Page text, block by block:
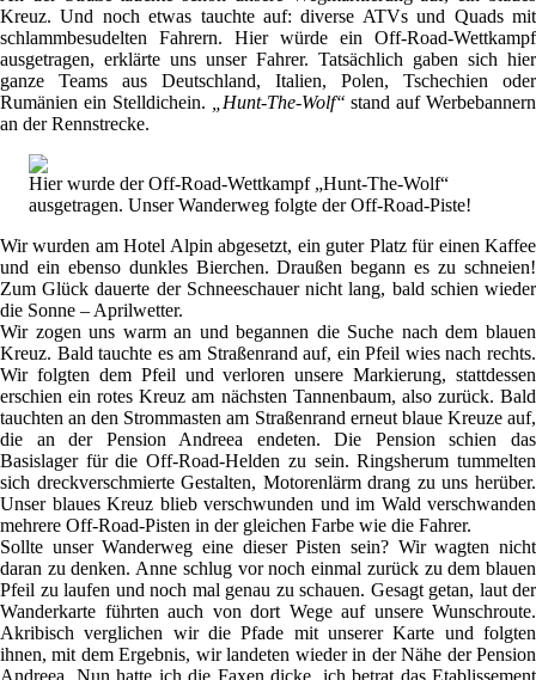
Kreuz. Und noch etwas tauchte auf: diverse ATVs und Quads mit
schlammbesudelten Fahrern. Hier würde ein Off-Road-Wettkampf
ausgetragen, erklärte uns unser Fahrer. Tatsächlich gaben sich hier
ganze Teams aus Deutschland, Italien, Polen, Tschechien oder
Rumänien ein Stelldichein.
„Hunt-The-Wolf“ stand auf Werbebannern
an der Rennstrecke.
Hier wurde der Off-Road-Wettkampf „Hunt-The-Wolf“
ausgetragen. Unser Wanderweg folgte der Off-Road-Piste!
Wir wurden am Hotel Alpin abgesetzt, ein guter Platz für einen Kaffee
und ein ebenso dunkles Bierchen. Draußen begann es zu schneien!
Zum Glück dauerte der Schneeschauer nicht lang, bald schien wieder
die Sonne – Aprilwetter.
Wir zogen uns warm an und begannen die Suche nach dem blauen
Kreuz. Bald tauchte es am Straßenrand auf, ein Pfeil wies nach rechts.
Wir folgten dem Pfeil und verloren unsere Markierung, stattdessen
erschien ein rotes Kreuz am nächsten Tannenbaum, also zurück. Bald
tauchten an den Strommasten am Straßenrand erneut blaue Kreuze auf,
die an der Pension Andreea endeten. Die Pension schien das
Basislager für die Off-Road-Helden zu sein. Ringsherum tummelten
sich dreckverschmierte Gestalten, Motorenlärm drang zu uns herüber.
Unser blaues Kreuz blieb verschwunden und im Wald verschwanden
mehrere Off-Road-Pisten in der gleichen Farbe wie die Fahrer.
Sollte unser Wanderweg eine dieser Pisten sein? Wir wagten nicht
daran zu denken. Anne schlug vor noch einmal zurück zu dem blauen
Pfeil zu laufen und noch mal genau zu schauen. Gesagt getan, laut der
Wanderkarte führten auch von dort Wege auf unsere Wunschroute.
Akribisch verglichen wir die Pfade mit unserer Karte und folgten
ihnen, mit dem Ergebnis, wir landeten wieder in der Nähe der Pension